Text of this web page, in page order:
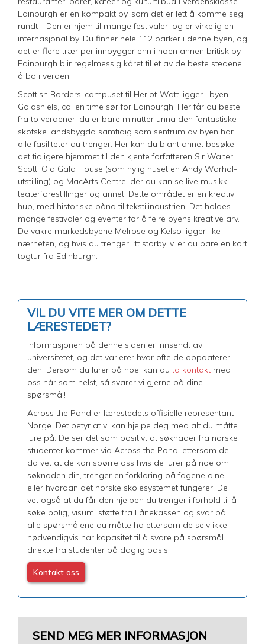
Edinburgh er en kompakt by, som det er lett å komme seg
rundt i. Den er hjem til mange festivaler, og er virkelig en
internasjonal by. Du finner hele 112 parker i denne byen, og
det er flere trær per innbygger enn i noen annen britisk by.
Edinburgh blir regelmessig kåret til et av de beste stedene
å bo i verden.
Scottish Borders-campuset til Heriot-Watt ligger i byen
Galashiels, ca. en time sør for Edinburgh. Her får du beste
fra to verdener: du er bare minutter unna den fantastiske
skotske landsbygda samtidig som sentrum av byen har
alle fasiliteter du trenger. Her kan du blant annet besøke
det tidligere hjemmet til den kjente forfatteren Sir Walter
Scott, Old Gala House (som nylig huset en Andy Warhol-
utstilling) og MacArts Centre, der du kan se live musikk,
teaterforestillinger og annet. Dette området er en kreativ
hub, med historiske bånd til tekstilindustrien. Det holdes
mange festivaler og eventer for å feire byens kreative arv.
De vakre markedsbyene Melrose og Kelso ligger like i
nærheten, og hvis du trenger litt storbyliv, er du bare en kort
togtur fra Edinburgh.
VIL DU VITE MER OM DETTE
LÆRESTEDET?
Informasjonen på denne siden er innsendt av
universitetet, og det varierer hvor ofte de oppdaterer
den. Dersom du lurer på noe, kan duta kontakt med
oss når som helst, så svarer vi gjerne på dine
spørsmål!
Across the Pond er lærestedets offisielle representant i
Norge. Det betyr at vi kan hjelpe deg med alt du måtte
lure på. De ser det som positivt at søknader fra norske
studenter kommer via Across the Pond, ettersom de
da vet at de kan spørre oss hvis de lurer på noe om
søknaden din, trenger en forklaring på fagene dine
eller hvordan det norske skolesystemet fungerer. De
vet også at du får den hjelpen du trenger i forhold til å
søke bolig, visum, støtte fra Lånekassen og svar på
alle spørsmålene du måtte ha ettersom de selv ikke
nødvendigvis har kapasitet til å svare på spørsmål
direkte fra studenter på daglig basis.
Kontakt oss
SEND MEG MER INFORMASJON